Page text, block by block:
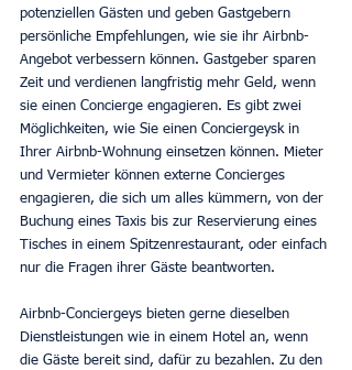
potenziellen Gästen und geben Gastgebern
persönliche Empfehlungen, wie sie ihr Airbnb-
Angebot verbessern können. Gastgeber sparen
Zeit und verdienen langfristig mehr Geld, wenn
sie einen Concierge engagieren. Es gibt zwei
Möglichkeiten, wie Sie einen Conciergeysk in
Ihrer Airbnb-Wohnung einsetzen können. Mieter
und Vermieter können externe Concierges
engagieren, die sich um alles kümmern, von der
Buchung eines Taxis bis zur Reservierung eines
Tisches in einem Spitzenrestaurant, oder einfach
nur die Fragen ihrer Gäste beantworten.
Airbnb-Conciergeys bieten gerne dieselben
Dienstleistungen wie in einem Hotel an, wenn
die Gäste bereit sind, dafür zu bezahlen. Zu den